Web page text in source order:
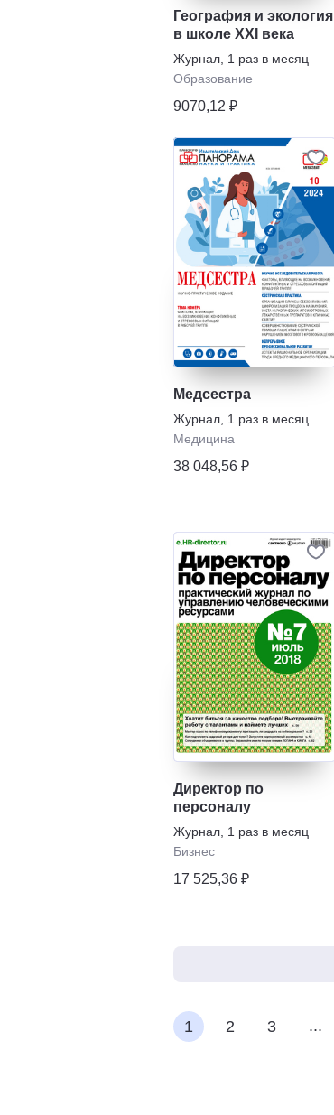
География и экология
в школе XXI века
Журнал 1 раз в месяц
Образование
9070,12 ₽
Медсестра
Журнал 1 раз в месяц
Медицина
38 048,56 ₽
Директор по
персоналу
Журнал 1 раз в месяц
Бизнес
17 525,36 ₽
1 2 3 ...